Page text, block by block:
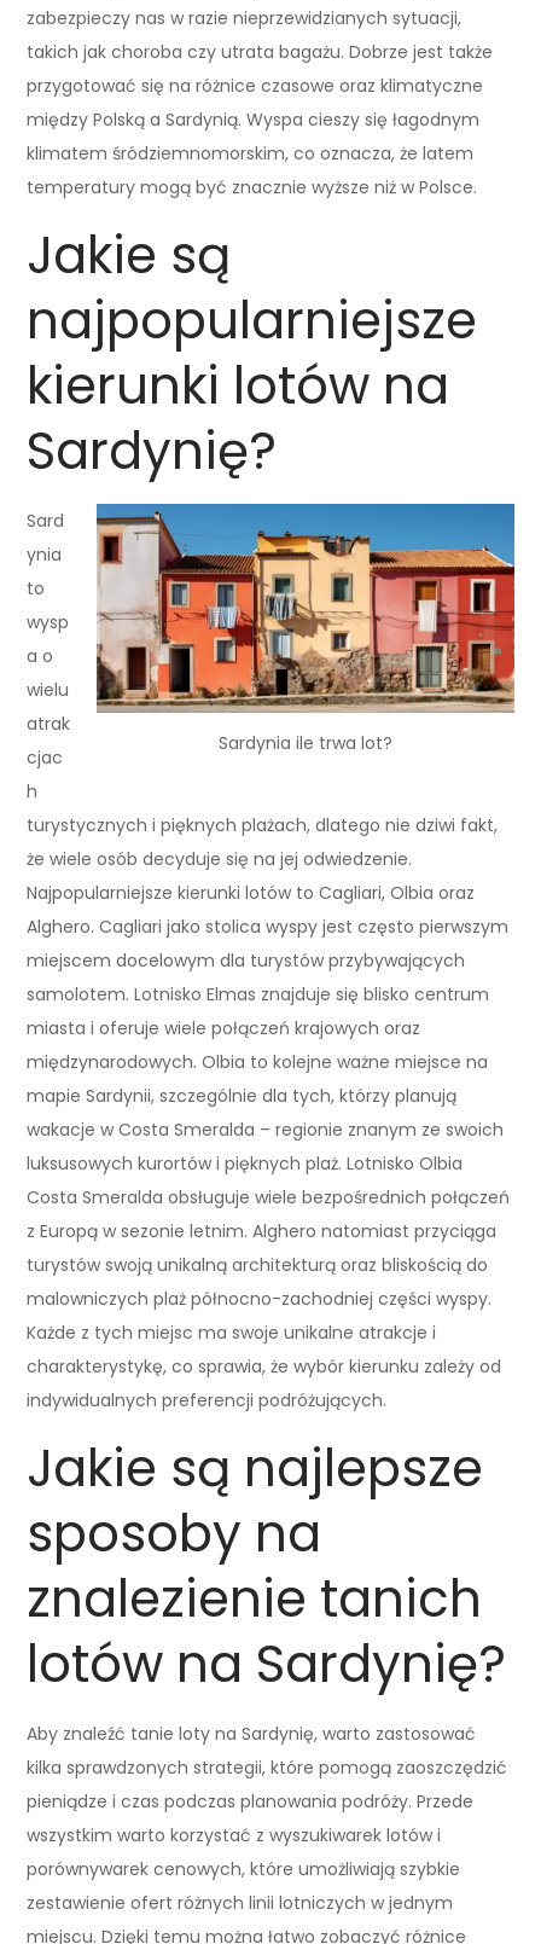
zabezpieczy nas w razie nieprzewidzianych sytuacji,
takich jak choroba czy utrata bagażu. Dobrze jest także
przygotować się na różnice czasowe oraz klimatyczne
między Polską a Sardynią. Wyspa cieszy się łagodnym
klimatem śródziemnomorskim, co oznacza, że latem
temperatury mogą być znacznie wyższe niż w Polsce.
Jakie są
najpopularniejsze
kierunki lotów na
Sardynię?
Sardynia ile trwa lot?
Sard
ynia
to
wysp
a o
wielu
atrak
cjac
h
turystycznych i pięknych plażach, dlatego nie dziwi fakt,
że wiele osób decyduje się na jej odwiedzenie.
Najpopularniejsze kierunki lotów to Cagliari, Olbia oraz
Alghero. Cagliari jako stolica wyspy jest często pierwszym
miejscem docelowym dla turystów przybywających
samolotem. Lotnisko Elmas znajduje się blisko centrum
miasta i oferuje wiele połączeń krajowych oraz
międzynarodowych. Olbia to kolejne ważne miejsce na
mapie Sardynii, szczególnie dla tych, którzy planują
wakacje w Costa Smeralda – regionie znanym ze swoich
luksusowych kurortów i pięknych plaż. Lotnisko Olbia
Costa Smeralda obsługuje wiele bezpośrednich połączeń
z Europą w sezonie letnim. Alghero natomiast przyciąga
turystów swoją unikalną architekturą oraz bliskością do
malowniczych plaż północno-zachodniej części wyspy.
Każde z tych miejsc ma swoje unikalne atrakcje i
charakterystykę, co sprawia, że wybór kierunku zależy od
indywidualnych preferencji podróżujących.
Jakie są najlepsze
sposoby na
znalezienie tanich
lotów na Sardynię?
Aby znaleźć tanie loty na Sardynię, warto zastosować
kilka sprawdzonych strategii, które pomogą zaoszczędzić
pieniądze i czas podczas planowania podróży. Przede
wszystkim warto korzystać z wyszukiwarek lotów i
porównywarek cenowych, które umożliwiają szybkie
zestawienie ofert różnych linii lotniczych w jednym
miejscu. Dzięki temu można łatwo zobaczyć różnice